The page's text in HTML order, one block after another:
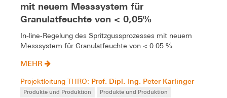
mit neuem Messsystem für
Granulatfeuchte von < 0,05%
In-line-Regelung des Spritzgussprozesses mit neuem
Messsystem für Granulatfeuchte von < 0.05 %
MEHR
Projektleitung THRO: Prof. Dipl.-Ing. Peter Karlinger
Produkte und Produktion
Produkte und Produktion